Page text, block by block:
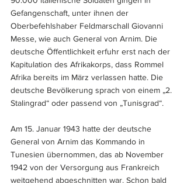
Gefangenschaft, unter ihnen der
Oberbefehlshaber Feldmarschall Giovanni
Messe, wie auch General von Arnim. Die
deutsche Öffentlichkeit erfuhr erst nach der
Kapitulation des Afrikakorps, dass Rommel
Afrika bereits im März verlassen hatte. Die
deutsche Bevölkerung sprach von einem „2.
Stalingrad“ oder passend von „Tunisgrad“.
Am 15. Januar 1943 hatte der deutsche
General von Arnim das Kommando in
Tunesien übernommen, das ab November
1942 von der Versorgung aus Frankreich
weitgehend abgeschnitten war. Schon bald